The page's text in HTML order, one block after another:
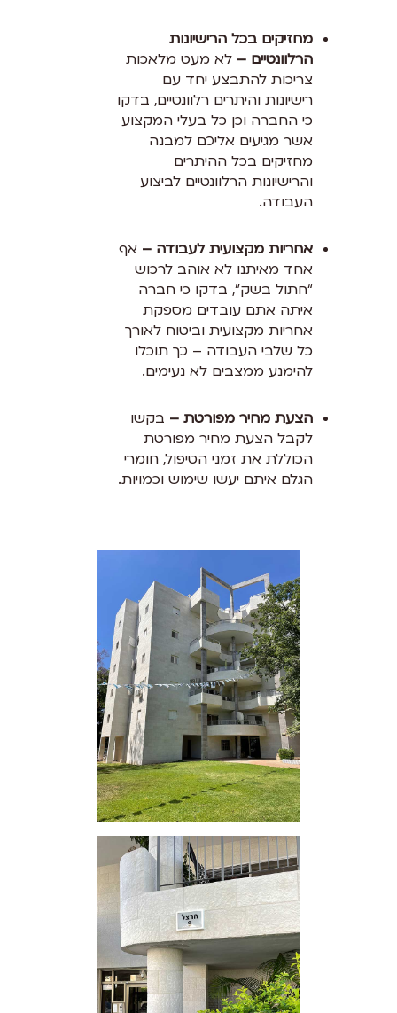
מחזיקים בכל הרישיונות
הרלוונטיים –לא מעט מלאכות
צריכות להתבצע יחד עם
רישיונות והיתרים רלוונטיים, בדקו
כי החברה וכן כל בעלי המקצוע
אשר מגיעים אליכם למבנה
מחזיקים בכל ההיתרים
והרישיונות הרלוונטיים לביצוע
העבודה.
אחריות מקצועית לעבודה –אף
אחד מאיתנו לא אוהב לרכוש
“חתול בשק”, בדקו כי חברה
איתה אתם עובדים מספקת
אחריות מקצועית וביטוח לאורך
כל שלבי העבודה – כך תוכלו
להימנע ממצבים לא נעימים.
הצעת מחיר מפורטת –בקשו
לקבל הצעת מחיר מפורטת
הכוללת את זמני הטיפול, חומרי
הגלם איתם יעשו שימוש וכמויות.